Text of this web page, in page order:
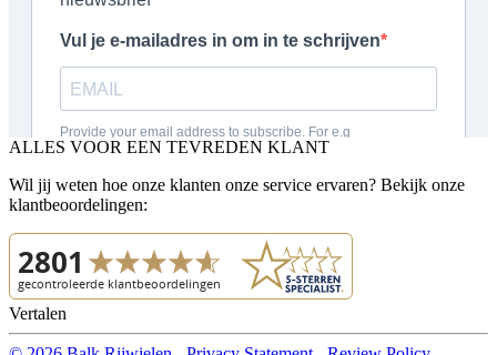
ALLES VOOR EEN TEVREDEN KLANT
Wil jij weten hoe onze klanten onze service ervaren? Bekijk onze
klantbeoordelingen:
Vertalen